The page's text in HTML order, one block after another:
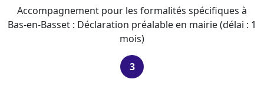
Accompagnement pour les formalités spécifiques à
Bas-en-Basset : Déclaration préalable en mairie (délai : 1
mois)
3